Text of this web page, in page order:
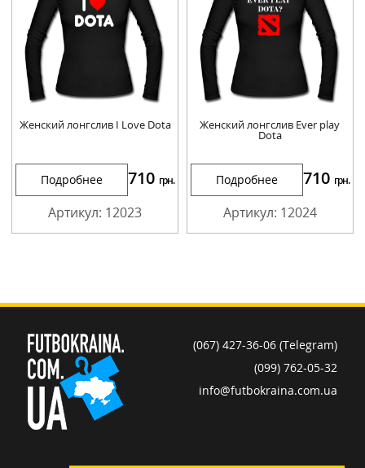
Женский лонгслив I Love Dota
Подробнее 710 грн.
Артикул: 12023
Женский лонгслив Ever play
Dota
Подробнее 710 грн.
Артикул: 12024
(067) 427-36-06 (Telegram)
(099) 762-05-32
info@futbokraina.com.ua